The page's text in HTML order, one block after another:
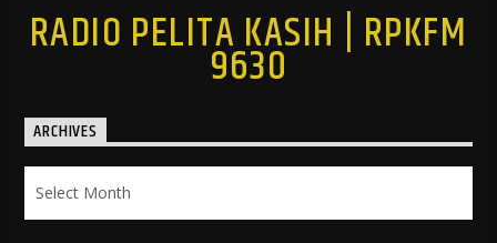
RADIO PELITA KASIH | RPKFM
9630
ARCHIVES